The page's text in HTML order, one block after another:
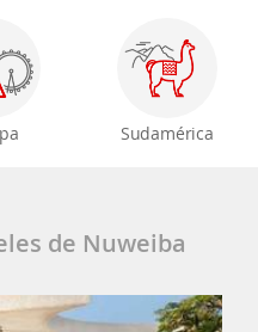
Sudamérica
de Nuweiba